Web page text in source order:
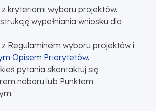
z kryteriami wyboru projektów.
wypełniania wniosku dla
z Regulaminem wyboru projektów i
Opisem Priorytetów.
pytania skontaktuj się
naboru lub Punktem